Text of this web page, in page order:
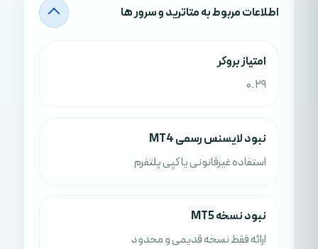
اطلاعات مربوط به متاترید و سرور ها
امتياز بروکر
0.29
نبود لایسنس رسمی MT4
استفاده غیرقانونی یا کپی پلتفرم
نبود نسخه MT5
ارائه فقط نسخه قدیمی و محدود